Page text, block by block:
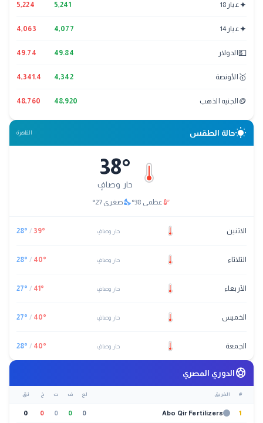
✦عيار 18 5,241
5,224
✦عيار 14 4,077
4,063
💵 الدولار 49.84
49.74
🥇 الأونصة 4,342
4,341.4
🪙 الجنيه الذهب 48,920
48,760
wb_sunnyحالة الطقس القاهرة
38°
حار وصافٍ
thermostatعظمى 38
°
nights_stayصغرى 27
°
الاثنين حار وصافٍ 39°
/
28°
الثلاثاء حار وصافٍ 40°
/
28°
الأربعاء حار وصافٍ 41°
/
27°
الخميس حار وصافٍ 40°
/
27°
الجمعة حار وصافٍ 40°
/
28°
sports_soccerالدوري المصري
# الفريق لع ف ت خ نق
1
Abo Qir Fertilizers
0
0
0
0
0